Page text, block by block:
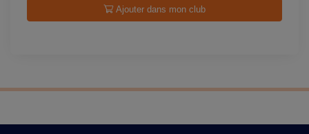
Ajouter dans mon club